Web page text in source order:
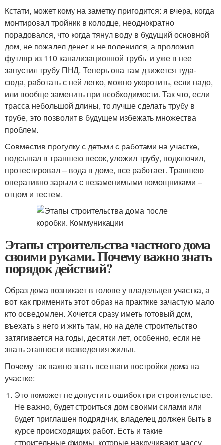
Кстати, может кому на заметку пригодится: я вчера, когда
монтировал тройник в колодце, неоднократно
порадовался, что когда тянул воду в будущий основной
дом, не пожалел денег и не поленился, а проложил
футляр из 110 канализационной трубы и уже в нее
запустил трубу ПНД. Теперь она там движется туда-
сюда, работать с ней легко, можно укоротить, если надо,
или вообще заменить при необходимости. Так что, если
трасса небольшой длины, то лучше сделать трубу в
трубе, это позволит в будущем избежать множества
проблем.
Совместив прогулку с детьми с работами на участке,
подсыпал в траншею песок, уложил трубу, подключил,
протестировал – вода в доме, все работает. Траншею
оперативно зарыли с незаменимыми помощниками –
отцом и тестем.
Этапы строительства частного дома
своими руками. Почему важно знать
порядок действий?
Образ дома возникает в голове у владельцев участка, а
вот как применить этот образ на практике зачастую мало
кто осведомлен. Хочется сразу иметь готовый дом,
въехать в него и жить там, но на деле строительство
затягивается на годы, десятки лет, особенно, если не
знать этапности возведения жилья.
Почему так важно знать все шаги постройки дома на
участке:
Это поможет не допустить ошибок при строительстве.
Не важно, будет строиться дом своими силами или
будет приглашен подрядчик, владелец должен быть в
курсе происходящих работ. Есть и такие
строительные фирмы, которые накручивают массу